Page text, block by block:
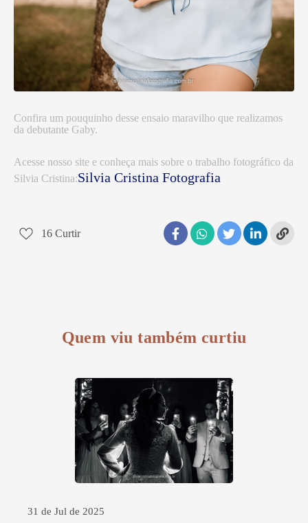
Confira um pouquinho desse ensaio maravilho que realizamos
da debutante Gaby.
Acesse nosso site e conheça mais sobre o trabalho fotográfico da
Silvia Cristina:Silvia Cristina Fotografia
16 Curtir
Quem viu também curtiu
31 de Jul de 2025